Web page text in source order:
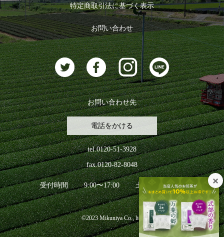
おすすめのお茶
お茶に合うスイーツ
ログアウト
特定商取引法に基づく表示
お問い合わせ
お問い合わせ先
電話をかける
tel.0120-51-3928
fax.0120-82-8048
受付時間 9:00〜17:00 土日祝日を除く
©2023 Mikuniya Co., ltd.